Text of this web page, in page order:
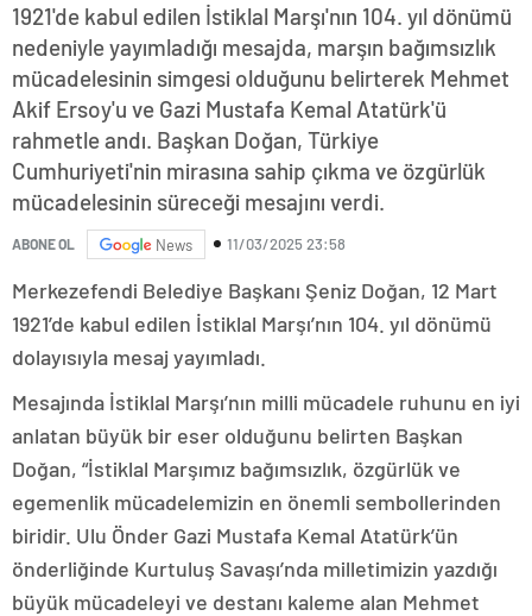
1921'de kabul edilen İstiklal Marşı'nın 104. yıl dönümü
nedeniyle yayımladığı mesajda, marşın bağımsızlık
mücadelesinin simgesi olduğunu belirterek Mehmet
Akif Ersoy'u ve Gazi Mustafa Kemal Atatürk'ü
rahmetle andı. Başkan Doğan, Türkiye
Cumhuriyeti'nin mirasına sahip çıkma ve özgürlük
mücadelesinin süreceği mesajını verdi.
ABONE OL News 11/03/2025 23:58
Merkezefendi Belediye Başkanı Şeniz Doğan, 12 Mart
1921’de kabul edilen İstiklal Marşı’nın 104. yıl dönümü
dolayısıyla mesaj yayımladı.
Mesajında İstiklal Marşı’nın milli mücadele ruhunu en iyi
anlatan büyük bir eser olduğunu belirten Başkan
Doğan, “İstiklal Marşımız bağımsızlık, özgürlük ve
egemenlik mücadelemizin en önemli sembollerinden
biridir. Ulu Önder Gazi Mustafa Kemal Atatürk’ün
önderliğinde Kurtuluş Savaşı’nda milletimizin yazdığı
büyük mücadeleyi ve destanı kaleme alan Mehmet